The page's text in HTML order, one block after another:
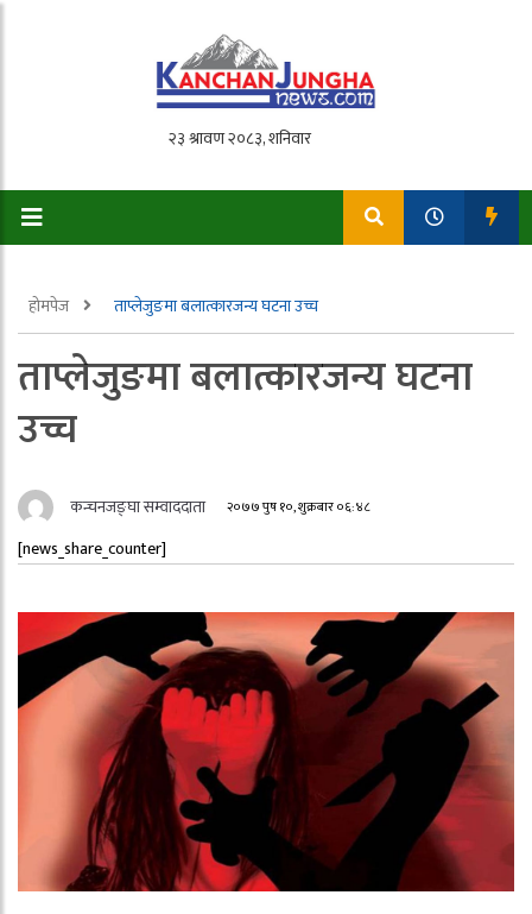
होमपेज ताप्लेजुङमा बलात्कारजन्य घटना उच्च
ताप्लेजुङमा बलात्कारजन्य घटना
उच्च
कन्चनजङ्घा सम्वाददाता २०७७ पुष १०, शुक्रबार ०६:४८
[news_share_counter]